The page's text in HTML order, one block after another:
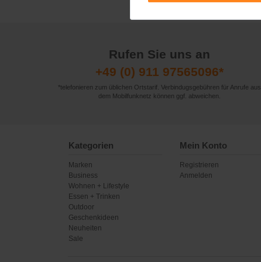
Rufen Sie uns an
+49 (0) 911 97565096*
*telefonieren zum üblichen Ortstarif. Verbindugsgebühren für Anrufe aus
dem Mobilfunknetz können ggf. abweichen.
Kategorien
Marken
Business
Wohnen + Lifestyle
Essen + Trinken
Outdoor
Geschenkideen
Neuheiten
Sale
Mein Konto
Registrieren
Anmelden